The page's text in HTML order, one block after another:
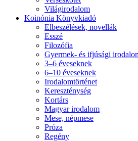
Világirodalom
Koinónia Könyvkiadó
Elbeszélések, novellák
Esszé
Filozófia
Gyermek- és ifjúsági
3–6 éveseknek
6–10 éveseknek
Irodalomtörténet
Kereszténység
Kortárs
Magyar irodalom
Mese, népmese
Próza
Regény